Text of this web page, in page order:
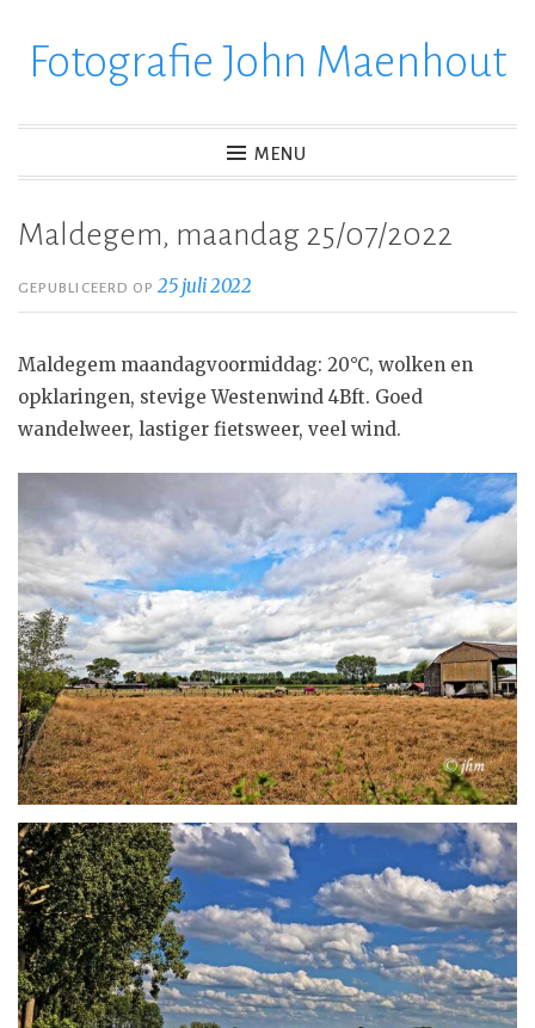
verderFotografie John Maenhout
MENU
Maldegem, maandag 25/07/2022
GEPUBLICEERD OP25 juli 2022
Maldegem maandagvoormiddag: 20°C, wolken en
opklaringen, stevige Westenwind 4Bft. Goed
wandelweer, lastiger fietsweer, veel wind.